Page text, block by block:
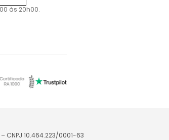
às 20h00.
CNPJ 10.464.223/0001-63